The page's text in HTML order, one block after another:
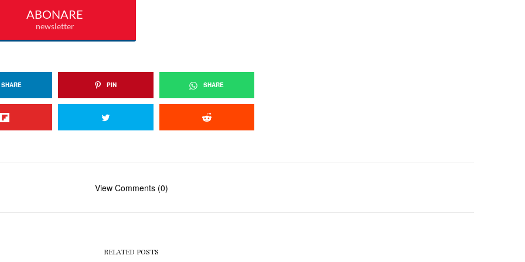
SHARE PIN SHARE
View Comments (0)
RELATED POSTS